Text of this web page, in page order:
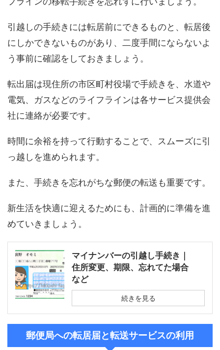
引越しの手続きには転居前にできるものと、転居後
にしかできないものがあり、二度手間にならないよ
う事前に確認をしておきましょう。
転出届は現住所の市区町村役場で手続きを、水道や
電気、ガスなどのライフラインは各サービス提供会
社に連絡が必要です。
時間に余裕を持って行動することで、スムーズに引
っ越しを進められます。
また、手続きを忘れがちな郵便の転送も重要です。
新生活を快適に迎えるためにも、計画的に準備を進
めていきましょう。
マイナンバーの引越し手続き｜
住所変更、期限、忘れてた場合
など
続きを見る
郵便局への転居届と転送サービスの利用